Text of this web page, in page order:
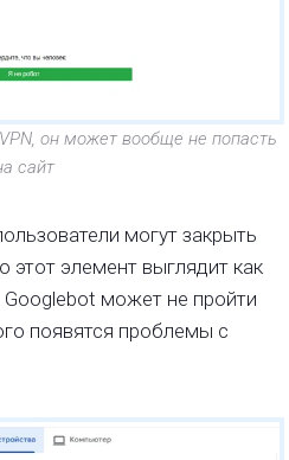
он может вообще не попасть
сайт
могут закрыть
этот элемент выглядит как
может не пройти
появятся проблемы с